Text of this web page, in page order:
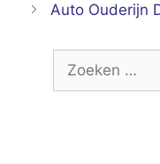
Auto Ouderijn
Zoek